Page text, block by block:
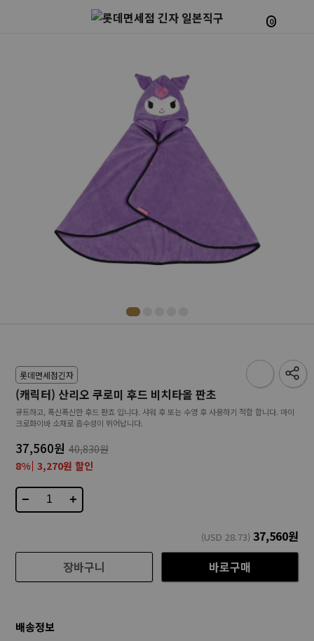
0
롯데면세점긴자
(캐릭터) 산리오 쿠로미 후드 비치타올 판초
큐트하고, 폭신폭신한 후드 판쵸 입니다. 샤워 후 또는 수영 후 사용하기 적합 합니다. 마이
크로화이바 소재로 흡수성이 뛰어납니다.
37,560원 40,830원
8% 3,270원 할인
− +
(USD28.73) 37,560원
장바구니
바로구매
배송정보